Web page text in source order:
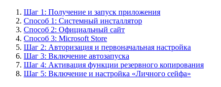
Шаг 1: Получение и запуск приложения
Способ 1: Системный инсталлятор
Способ 2: Официальный сайт
Способ 3: Microsoft Store
Шаг 2: Авторизация и первоначальная настройка
Шаг 3: Включение автозапуска
Шаг 4: Активация функции резервного копирования
Шаг 5: Включение и настройка «Личного сейфа»